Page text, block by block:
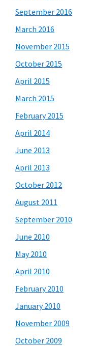
September 2016
March 2016
November 2015
October 2015
April 2015
March 2015
February 2015
April 2014
June 2013
April 2013
October 2012
August 2011
September 2010
June 2010
May 2010
April 2010
February 2010
January 2010
November 2009
October 2009